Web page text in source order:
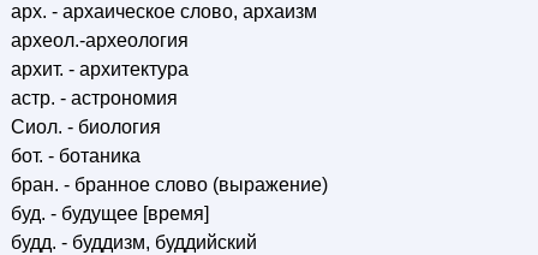
арх. - архаическое слово, архаизм
археол.-археология
архит. - архитектура
астр. - астрономия
Сиол. - биология
бот. - ботаника
бран. - бранное слово (выражение)
буд. - будущее [время]
будд. - буддизм, буддийский